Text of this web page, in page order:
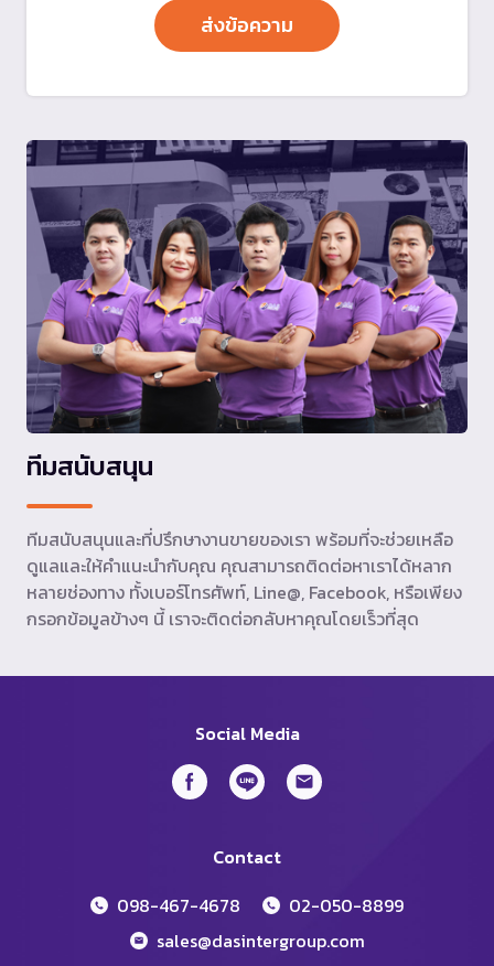
ทีมสนับสนุน
ทีมสนับสนุนและที่ปรึกษางานขายของเรา พร้อมที่จะช่วยเหลือ
ดูแลและให้คำแนะนำกับคุณ คุณสามารถติดต่อหาเราได้หลาก
หลายช่องทาง ทั้งเบอร์โทรศัพท์, Line@, Facebook, หรือเพียง
กรอกข้อมูลข้างๆ นี้ เราจะติดต่อกลับหาคุณโดยเร็วที่สุด
Social Media
Contact
098-467-4678
02-050-8899
sales@dasintergroup.com